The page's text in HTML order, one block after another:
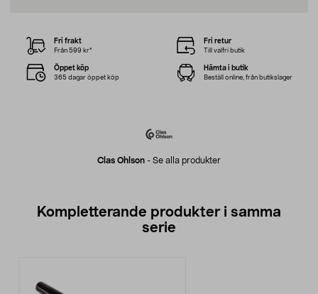
Clas Ohlson - Se alla produkter
Fri frakt
Från 599 kr*
Fri retur
Till valfri butik
Öppet köp
365 dagar öppet köp
Hämta i butik
Beställ online, från butikslager
Kompletterande produkter i samma
serie